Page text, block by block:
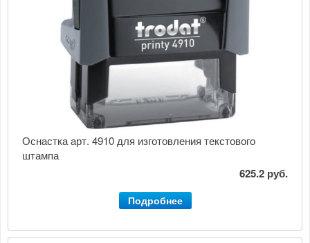
Оснастка арт. 4910 для изготовления текстового
штампа
625.2 руб.
Подробнее